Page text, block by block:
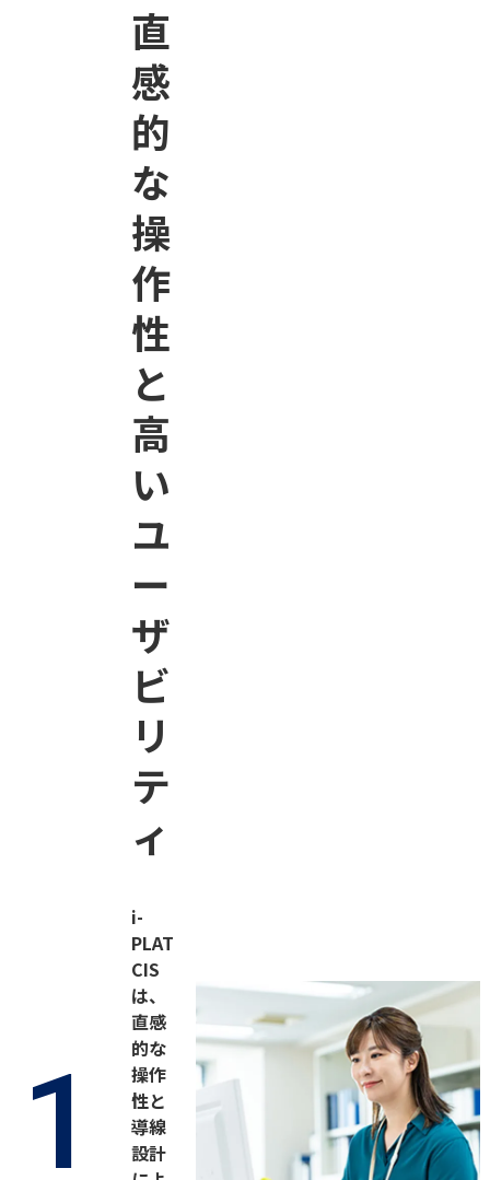
1
直
感
的
な
操
作
性
と
高
い
ユ
ー
ザ
ビ
リ
テ
ィ
i-
PLAT
CIS
は、
直感
的な
操作
性と
導線
設計